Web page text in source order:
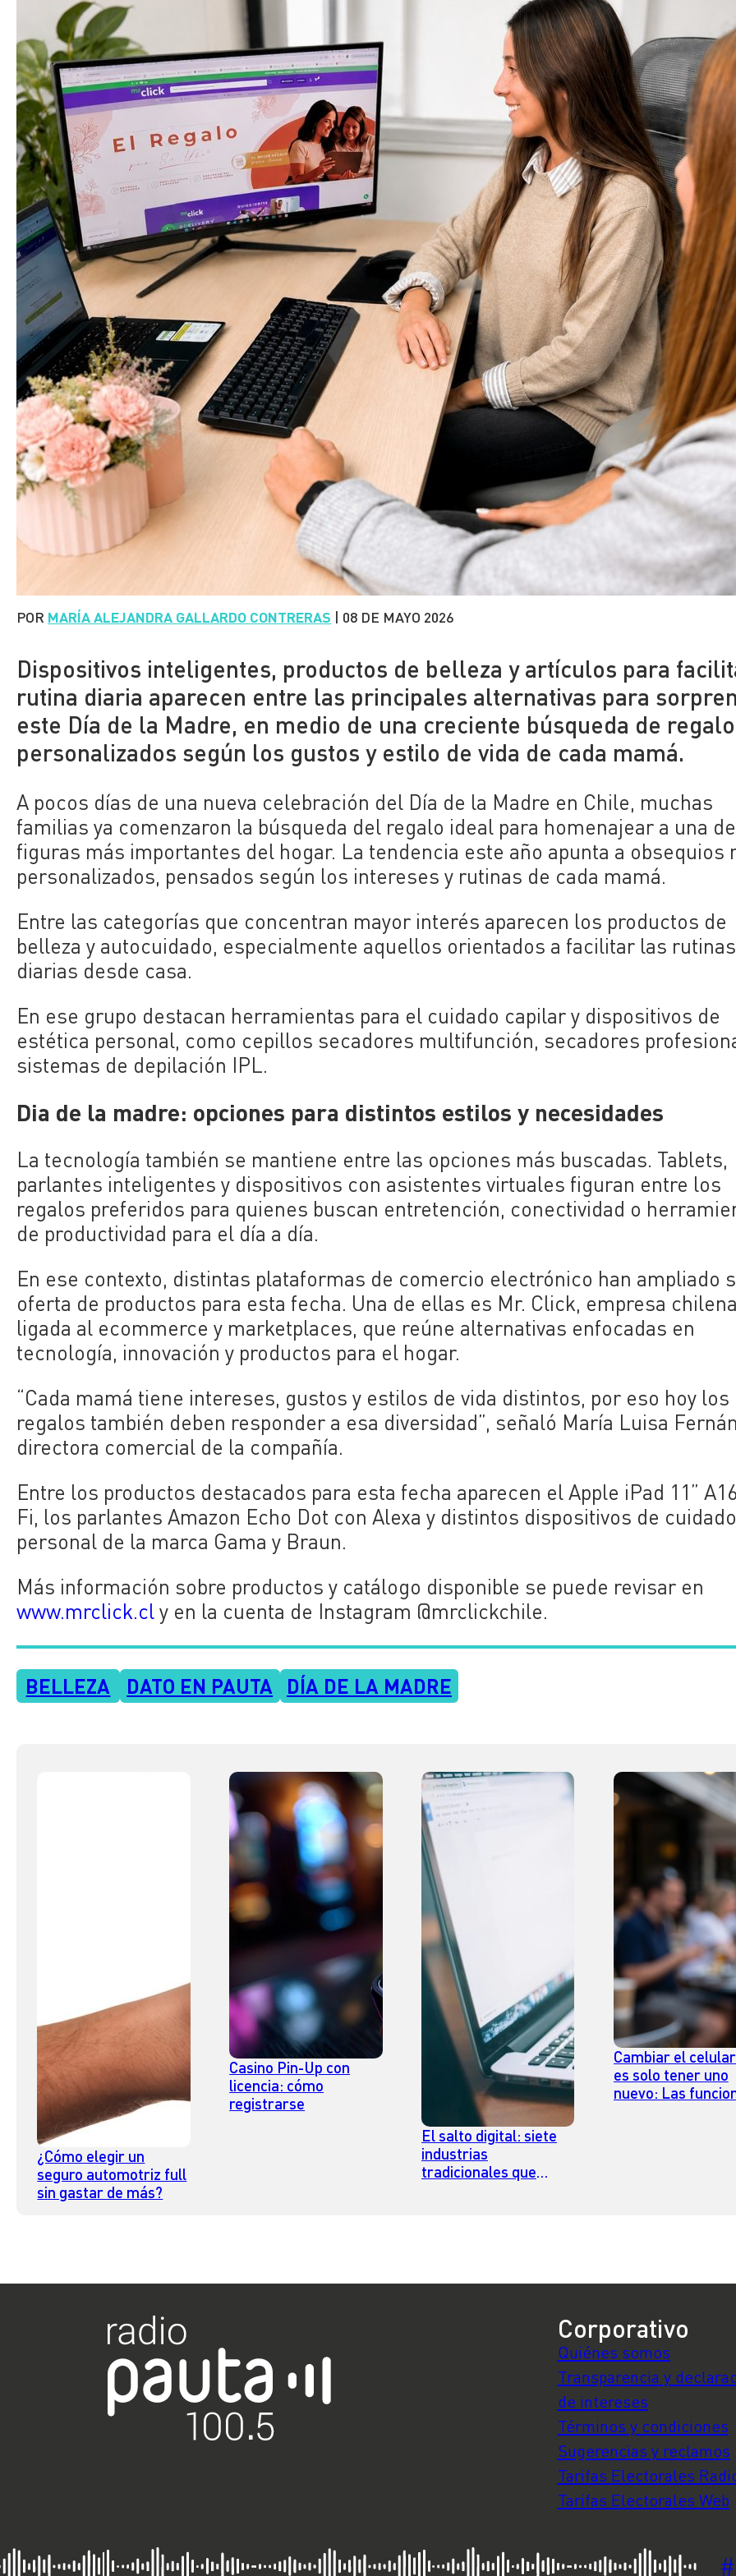
POR MARÍA ALEJANDRA GALLARDO CONTRERAS | 08 DE MAYO 2026
Dispositivos inteligentes, productos de belleza y artículos para
rutina diaria aparecen entre las principales alternativas para
este Día de la Madre, en medio de una creciente búsqueda de
personalizados según los gustos y estilo de vida de cada mamá.
A pocos días de una nueva celebración del Día de la Madre en Chile, muchas
familias ya comenzaron la búsqueda del regalo ideal para homenajear a una
figuras más importantes del hogar. La tendencia este año apunta a obsequios
personalizados, pensados según los intereses y rutinas de cada mamá.
Entre las categorías que concentran mayor interés aparecen los productos de
belleza y autocuidado, especialmente aquellos orientados a facilitar las rutinas
diarias desde casa.
En ese grupo destacan herramientas para el cuidado capilar y dispositivos de
estética personal, como cepillos secadores multifunción, secadores
sistemas de depilación IPL.
Dia de la madre: opciones para distintos estilos y necesidades
La tecnología también se mantiene entre las opciones más buscadas. Tablets,
parlantes inteligentes y dispositivos con asistentes virtuales figuran entre los
regalos preferidos para quienes buscan entretención, conectividad o
de productividad para el día a día.
En ese contexto, distintas plataformas de comercio electrónico han ampliado
oferta de productos para esta fecha. Una de ellas es Mr. Click, empresa chilena
ligada al ecommerce y marketplaces, que reúne alternativas enfocadas en
tecnología, innovación y productos para el hogar.
“Cada mamá tiene intereses, gustos y estilos de vida distintos, por eso hoy los
regalos también deben responder a esa diversidad”, señaló María Luisa
directora comercial de la compañía.
Entre los productos destacados para esta fecha aparecen el Apple iPad 11”
Fi, los parlantes Amazon Echo Dot con Alexa y distintos dispositivos de cuidado
personal de la marca Gama y Braun.
Más información sobre productos y catálogo disponible se puede revisar en
www.mrclick.cly en la cuenta de Instagram @mrclickchile.
BELLEZA DATO EN PAUTA DÍA DE LA MADRE
¿Cómo elegir un
seguro automotriz full
sin gastar de más?
Casino Pin-Up con
licencia: cómo
registrarse
El salto digital: siete
industrias
tradicionales que
Cambiar el
es solo tener uno
nuevo: Las
Corporativo
Quiénes somos
Transparencia y
de intereses
Términos y condiciones
Sugerencias y reclamos
Tarifas Electorales
Tarifas Electorales Web
#